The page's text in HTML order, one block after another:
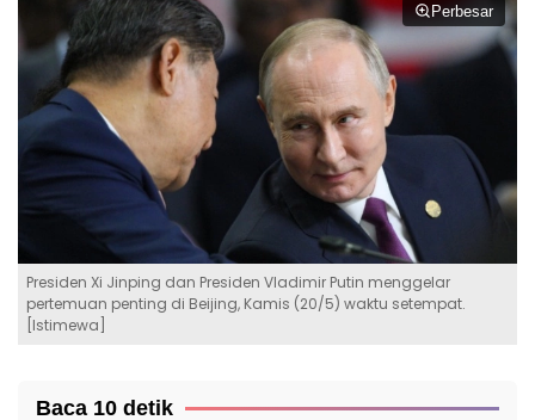
Perbesar
Presiden Xi Jinping dan Presiden Vladimir Putin menggelar
pertemuan penting di Beijing, Kamis (20/5) waktu setempat.
[Istimewa]
Baca 10 detik